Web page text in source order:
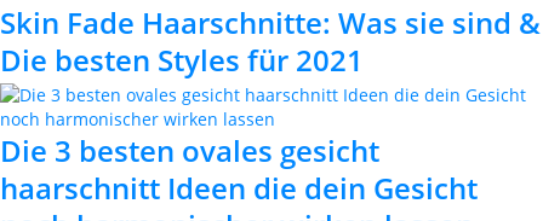
Skin Fade Haarschnitte: Was sie sind &
Die besten Styles für 2021
Die 3 besten ovales gesicht
haarschnitt Ideen die dein Gesicht